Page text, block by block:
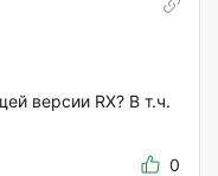
версии RX? В т.ч.
0